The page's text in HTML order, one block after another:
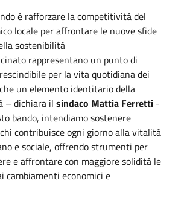
è rafforzare la competitività del
locale per affrontare le nuove sfide
sostenibilità
rappresentano un punto di
per la vita quotidiana dei
un elemento identitario della
– dichiara il sindaco Mattia Ferretti -
bando, intendiamo sostenere
contribuisce ogni giorno alla vitalità
e sociale, offrendo strumenti per
e affrontare con maggiore solidità le
cambiamenti economici e